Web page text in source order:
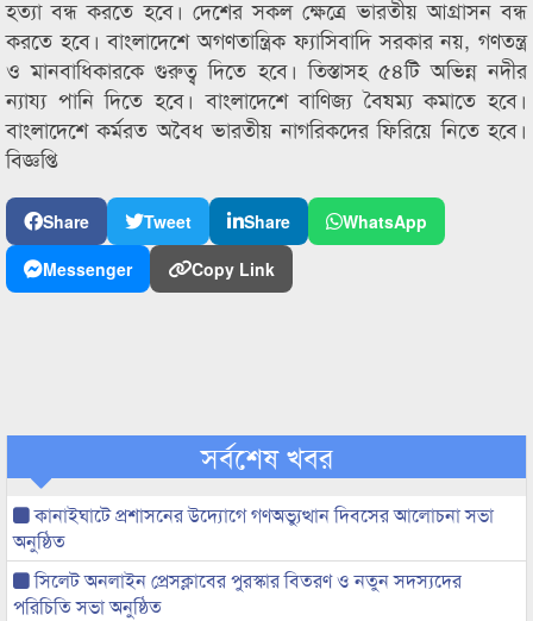
হত্যা বন্ধ করতে হবে। দেশের সকল ক্ষেত্রে ভারতীয় আগ্রাসন বন্ধ
করতে হবে। বাংলাদেশে অগণতান্ত্রিক ফ্যাসিবাদি সরকার নয়, গণতন্ত্র
ও মানবাধিকারকে গুরুত্ব দিতে হবে। তিস্তাসহ ৫৪টি অভিন্ন নদীর
ন্যায্য পানি দিতে হবে। বাংলাদেশে বাণিজ্য বৈষম্য কমাতে হবে।
বাংলাদেশে কর্মরত অবৈধ ভারতীয় নাগরিকদের ফিরিয়ে নিতে হবে।
বিজ্ঞপ্তি
Share Tweet Share
WhatsApp
Messenger
Copy Link
সর্বশেষ খবর
কানাইঘাটে প্রশাসনের উদ্যোগে গণঅভ্যুত্থান দিবসের আলোচনা সভা
অনুষ্ঠিত
সিলেট অনলাইন প্রেসক্লাবের পুরস্কার বিতরণ ও নতুন সদস্যদের
পরিচিতি সভা অনুষ্ঠিত